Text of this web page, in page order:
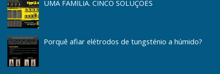
UMA FAMÍLIA. CINCO SOLUÇÕES
Porquê afiar elétrodos de tungsténio a húmido?